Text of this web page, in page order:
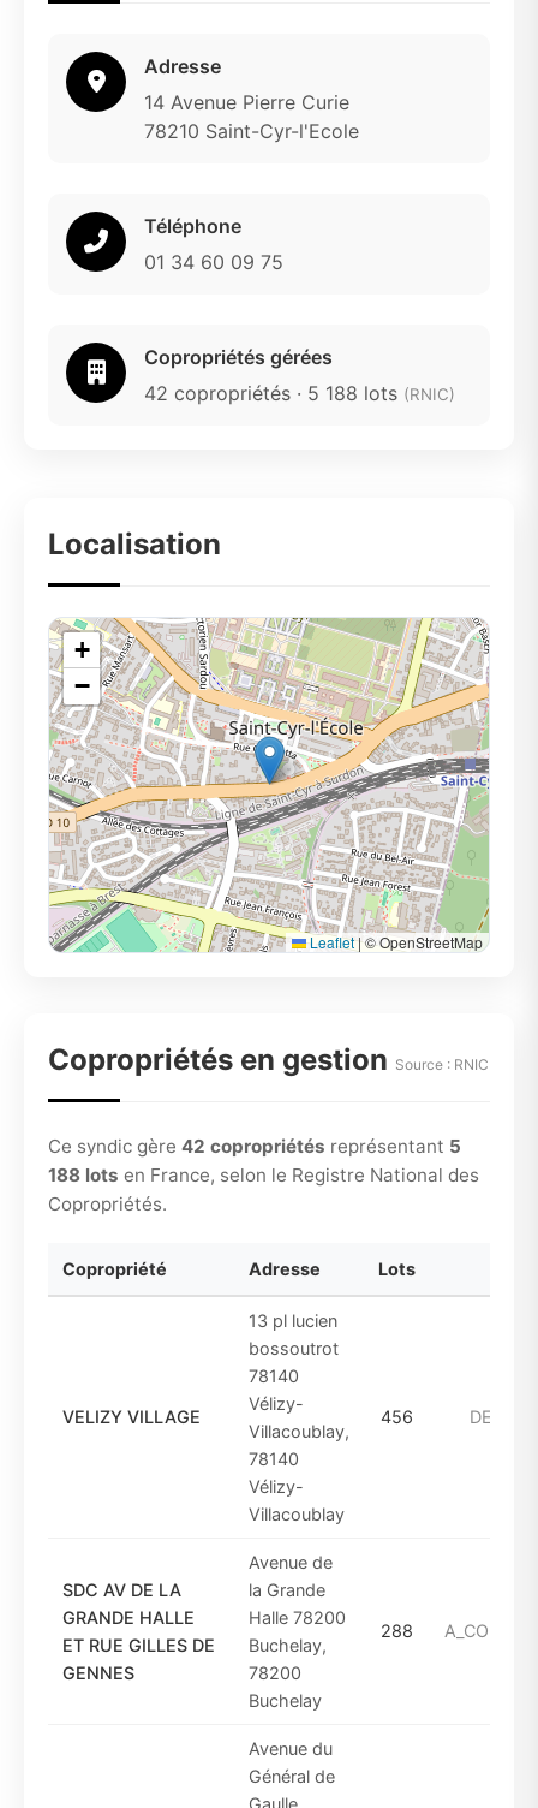
Adresse
14 Avenue Pierre Curie
78210 Saint-Cyr-l'Ecole
Téléphone
01 34 60 09 75
Copropriétés gérées
42 copropriétés · 5 188 lots (RNIC)
Localisation
+
−
Leaflet |© OpenStreetMap
Copropriétés en gestion Source : RNIC
Ce syndic gère 42 copropriétés représentant 5
188 lots en France, selon le Registre National des
Copropriétés.
Copropriété Adresse Lots
VELIZY VILLAGE
13 pl lucien
bossoutrot
78140
Vélizy-
Villacoublay,
78140
Vélizy-
Villacoublay
456
SDC AV DE LA
GRANDE HALLE
ET RUE GILLES DE
GENNES
Avenue de
la Grande
Halle 78200
Buchelay,
78200
Buchelay
288
Avenue du
Général de
Gaulle